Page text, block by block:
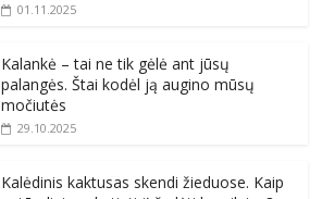
01.11.2025
Kalankė – tai ne tik gėlė ant jūsų
palangės. Štai kodėl ją augino mūsų
močiutės
29.10.2025
Kalėdinis kaktusas skendi žieduose. Kaip